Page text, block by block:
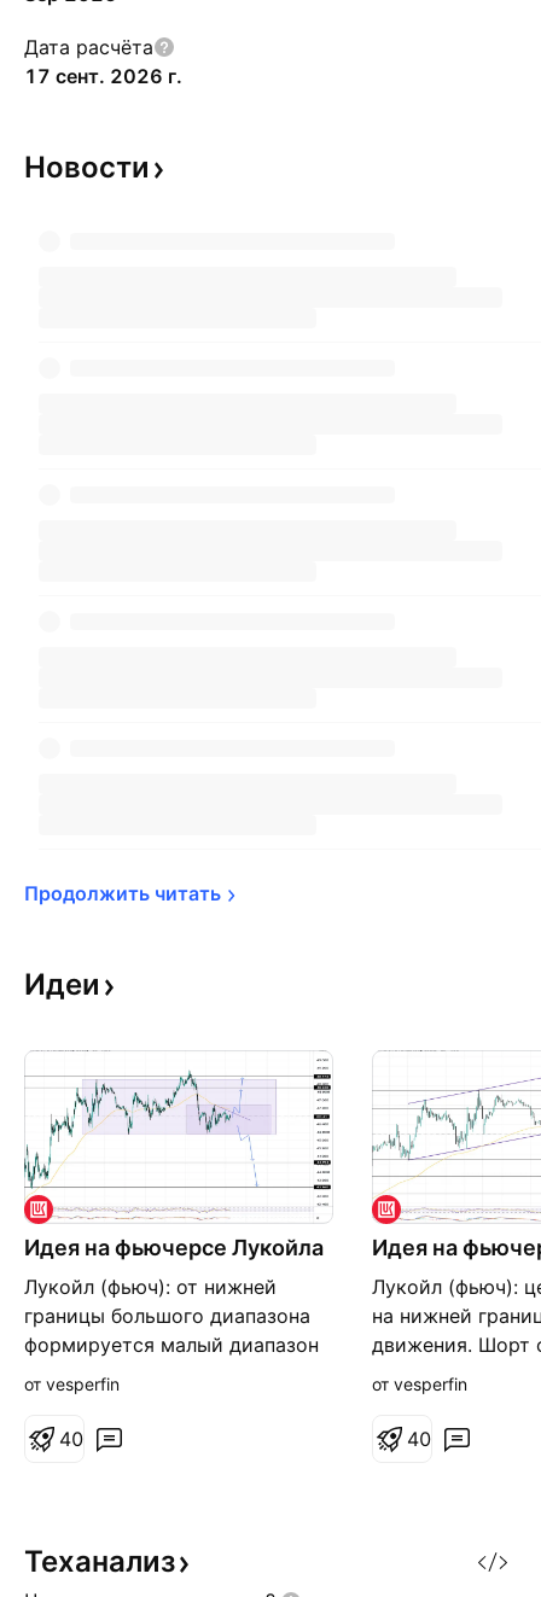
Дата расчёта
17 сент. 2026 г.
Новости
Продолжить читать
Идеи
Идея на фьючерсе Лукойла
Лукойл (фьюч): от нижней
границы большого диапазона
формируется малый диапазон
возможного накопления. Для
линией крик и МА200/от
вход от тестов. Цели: 44494;
43260.
от vesperfin
40
Идея на
Лукойл (фьюч):
на нижней
движения. Шорт
границы. Цели:
возврат внутрь
от vesperfin
40
Теханализ